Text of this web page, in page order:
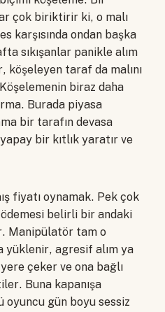
çok biriktirir ki, o malı
karşısında ondan başka
sıkışanlar panikle alım
taraf da malını
biraz daha
Burada piyasa
bir tarafın devasa
bir kıtlık yaratır ve
fiyatı oynamak. Pek çok
belirli bir andaki
Manipülatör tam o
yüklenir, agresif alım ya
çeker ve ona bağlı
Buna kapanışa
oyuncu gün boyu sessiz